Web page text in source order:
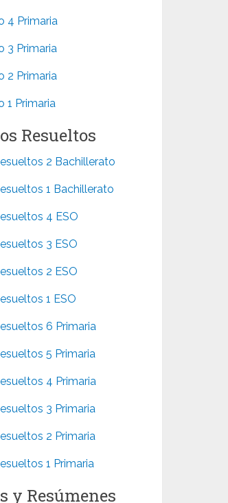
4 Primaria
3 Primaria
2 Primaria
1 Primaria
Resueltos
2 Bachillerato
1 Bachillerato
4 ESO
3 ESO
2 ESO
1 ESO
6 Primaria
5 Primaria
4 Primaria
3 Primaria
2 Primaria
1 Primaria
y Resúmenes